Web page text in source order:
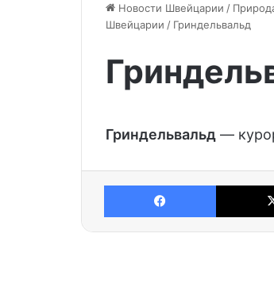
Новости Швейцарии /
Швейцарии / Гриндельвальд
Гриндельвальд —
Facebook